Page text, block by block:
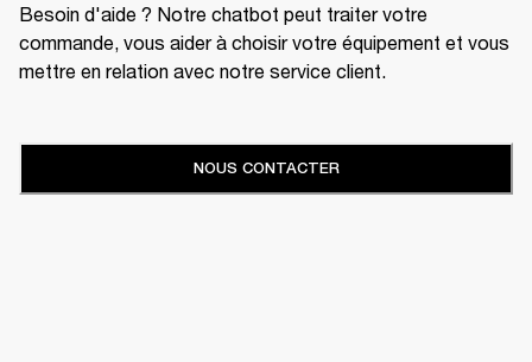
Besoin d'aide ? Notre chatbot peut traiter votre
commande, vous aider à choisir votre équipement et vous
mettre en relation avec notre service client.
NOUS CONTACTER